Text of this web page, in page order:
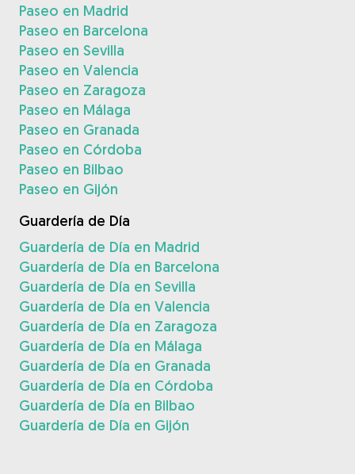
Paseo en Madrid
Paseo en Barcelona
Paseo en Sevilla
Paseo en Valencia
Paseo en Zaragoza
Paseo en Málaga
Paseo en Granada
Paseo en Córdoba
Paseo en Bilbao
Paseo en Gijón
Guardería de Día
Guardería de Día en Madrid
Guardería de Día en Barcelona
Guardería de Día en Sevilla
Guardería de Día en Valencia
Guardería de Día en Zaragoza
Guardería de Día en Málaga
Guardería de Día en Granada
Guardería de Día en Córdoba
Guardería de Día en Bilbao
Guardería de Día en Gijón